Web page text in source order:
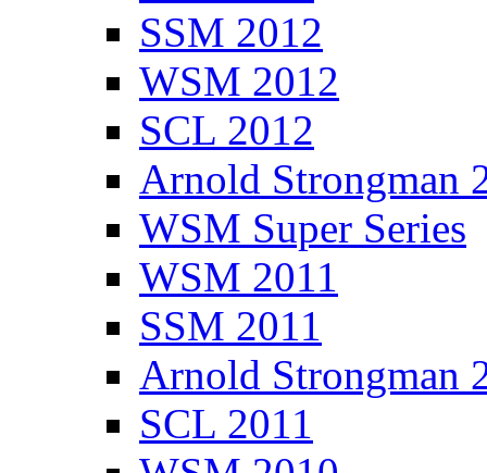
SSM 2012
WSM 2012
SCL 2012
Arnold Strongman
WSM Super Series
WSM 2011
SSM 2011
Arnold Strongman
SCL 2011